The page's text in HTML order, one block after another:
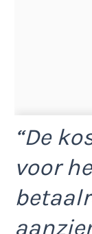
“De
voor